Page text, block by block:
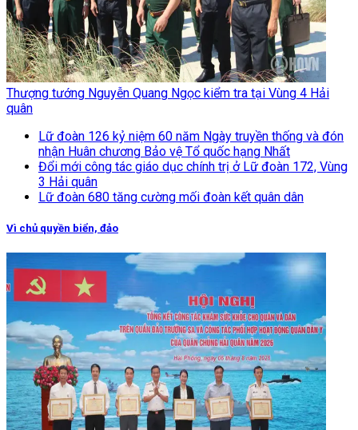
Thượng tướng Nguyễn Quang Ngọc kiểm tra tại Vùng 4 Hải
quân
Lữ đoàn 126 kỷ niệm 60 năm Ngày truyền thống và đón
nhận Huân chương Bảo vệ Tổ quốc hạng Nhất
Đổi mới công tác giáo dục chính trị ở Lữ đoàn 172, Vùng
3 Hải quân
Lữ đoàn 680 tăng cường mối đoàn kết quân dân
Vì chủ quyền biển, đảo